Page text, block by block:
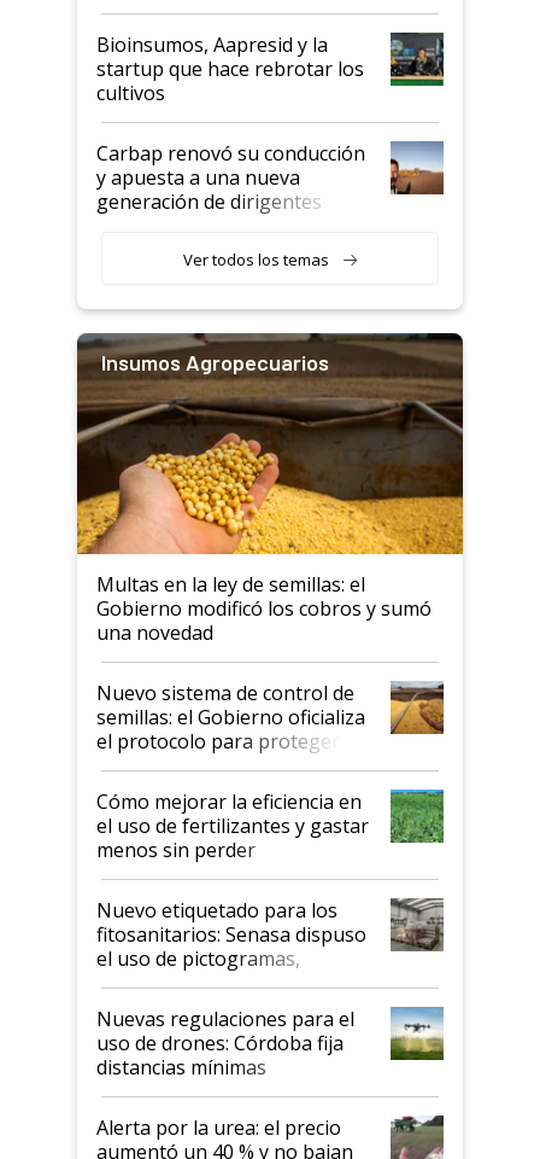
Bioinsumos, Aapresid y la
startup que hace rebrotar los
cultivos
Carbap renovó su conducción
y apuesta a una nueva
generación de dirigentes
Ver todos los temas
Insumos Agropecuarios
Multas en la ley de semillas: el
Gobierno modificó los cobros y sumó
una novedad
Nuevo sistema de control de
semillas: el Gobierno oficializa
el protocolo para proteger la
propiedad intelectual
Cómo mejorar la eficiencia en
el uso de fertilizantes y gastar
menos sin perder
productividad en la campaña
fina
Nuevo etiquetado para los
fitosanitarios: Senasa dispuso
el uso de pictogramas,
palabras de advertencia e
indicaciones
Nuevas regulaciones para el
uso de drones: Córdoba fija
distancias mínimas
Alerta por la urea: el precio
aumentó un 40 % y no bajan